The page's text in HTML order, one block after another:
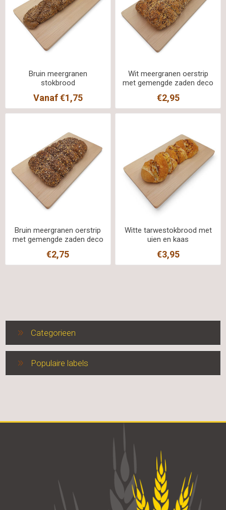
Bruin meergranen
stokbrood
Vanaf €1,75
Wit meergranen oerstrip
met gemengde zaden deco
€2,95
Bruin meergranen oerstrip
met gemengde zaden deco
€2,75
Witte tarwestokbrood met
uien en kaas
€3,95
Categorieen
Populaire labels